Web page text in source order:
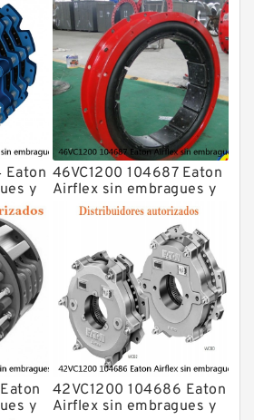
Eaton
y
46VC1200 104687 Eaton
Airflex sin embragues y
frenos de bloqueo axial
y
42VC1200 104686 Eaton
Airflex sin embragues y